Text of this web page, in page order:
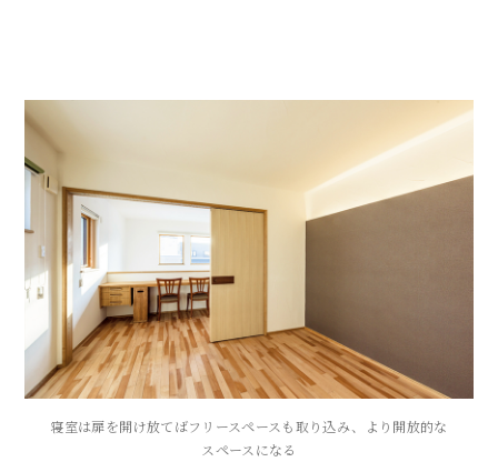
寝室は扉を開け放てばフリースペースも取り込み、より開放的な
スペースになる